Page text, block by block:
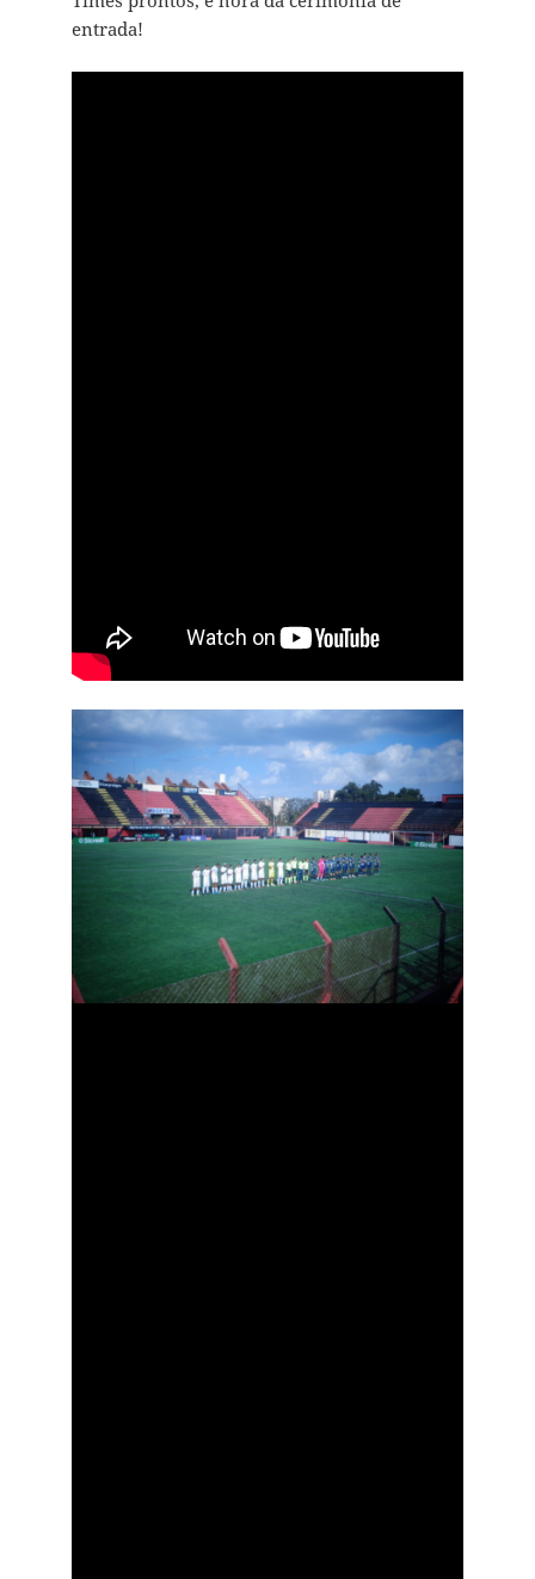
entrada!